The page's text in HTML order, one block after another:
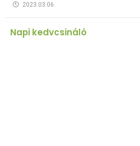
2023.03.06.
Napi kedvcsináló